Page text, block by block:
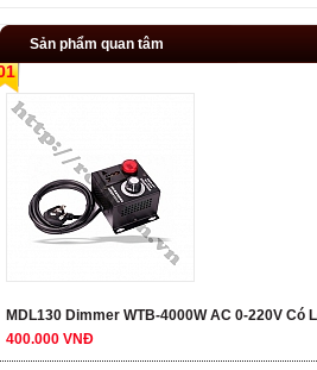
Sản phẩm quan tâm
MDL130 Dimmer WTB-4000W AC 0-220V Có
400.000 VNĐ